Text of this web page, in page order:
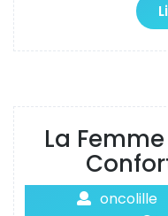
La
oncolille